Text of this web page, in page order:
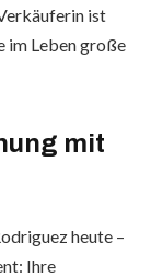
ist
im Leben große
mit
heute –
Ihre